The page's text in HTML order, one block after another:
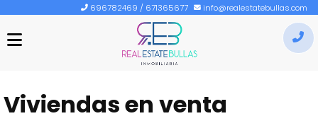
696782469 / 671365677 info@realestatebullas.com
INICIO
SEGUROS
Viviendas en venta